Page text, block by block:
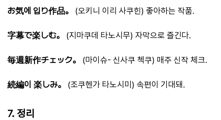
お気에 입り作品。 (오키니 이리 사쿠힌) 좋아하는 작품.
字幕で楽しむ。 (지마쿠데 타노시무) 자막으로 즐긴다.
毎週新作チェック。 (마이슈- 신사쿠 첵쿠) 매주 신작 체크.
続編이 楽しみ。 (조쿠헨가 타노시미) 속편이 기대돼.
7. 정리